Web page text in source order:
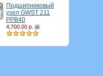
Подшипниковый
узел GWST 211
PPB40
4,700.00 р.